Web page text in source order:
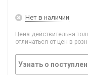
Нет в наличии
Цена действительна
отличаться от цен в
Узнать о